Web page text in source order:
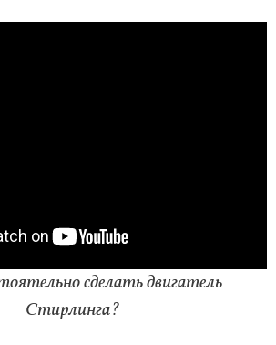
сделать двигатель
Стирлинга?